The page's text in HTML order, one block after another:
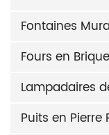
Fontaines
Fours en
Lampadaires
Puits en Pierre